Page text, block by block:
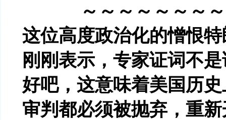
～～～～～～～
这位高度政治化的憎恨
刚刚表示，专家证词不
好吧，这意味着美国历
审判都必须被抛弃，重